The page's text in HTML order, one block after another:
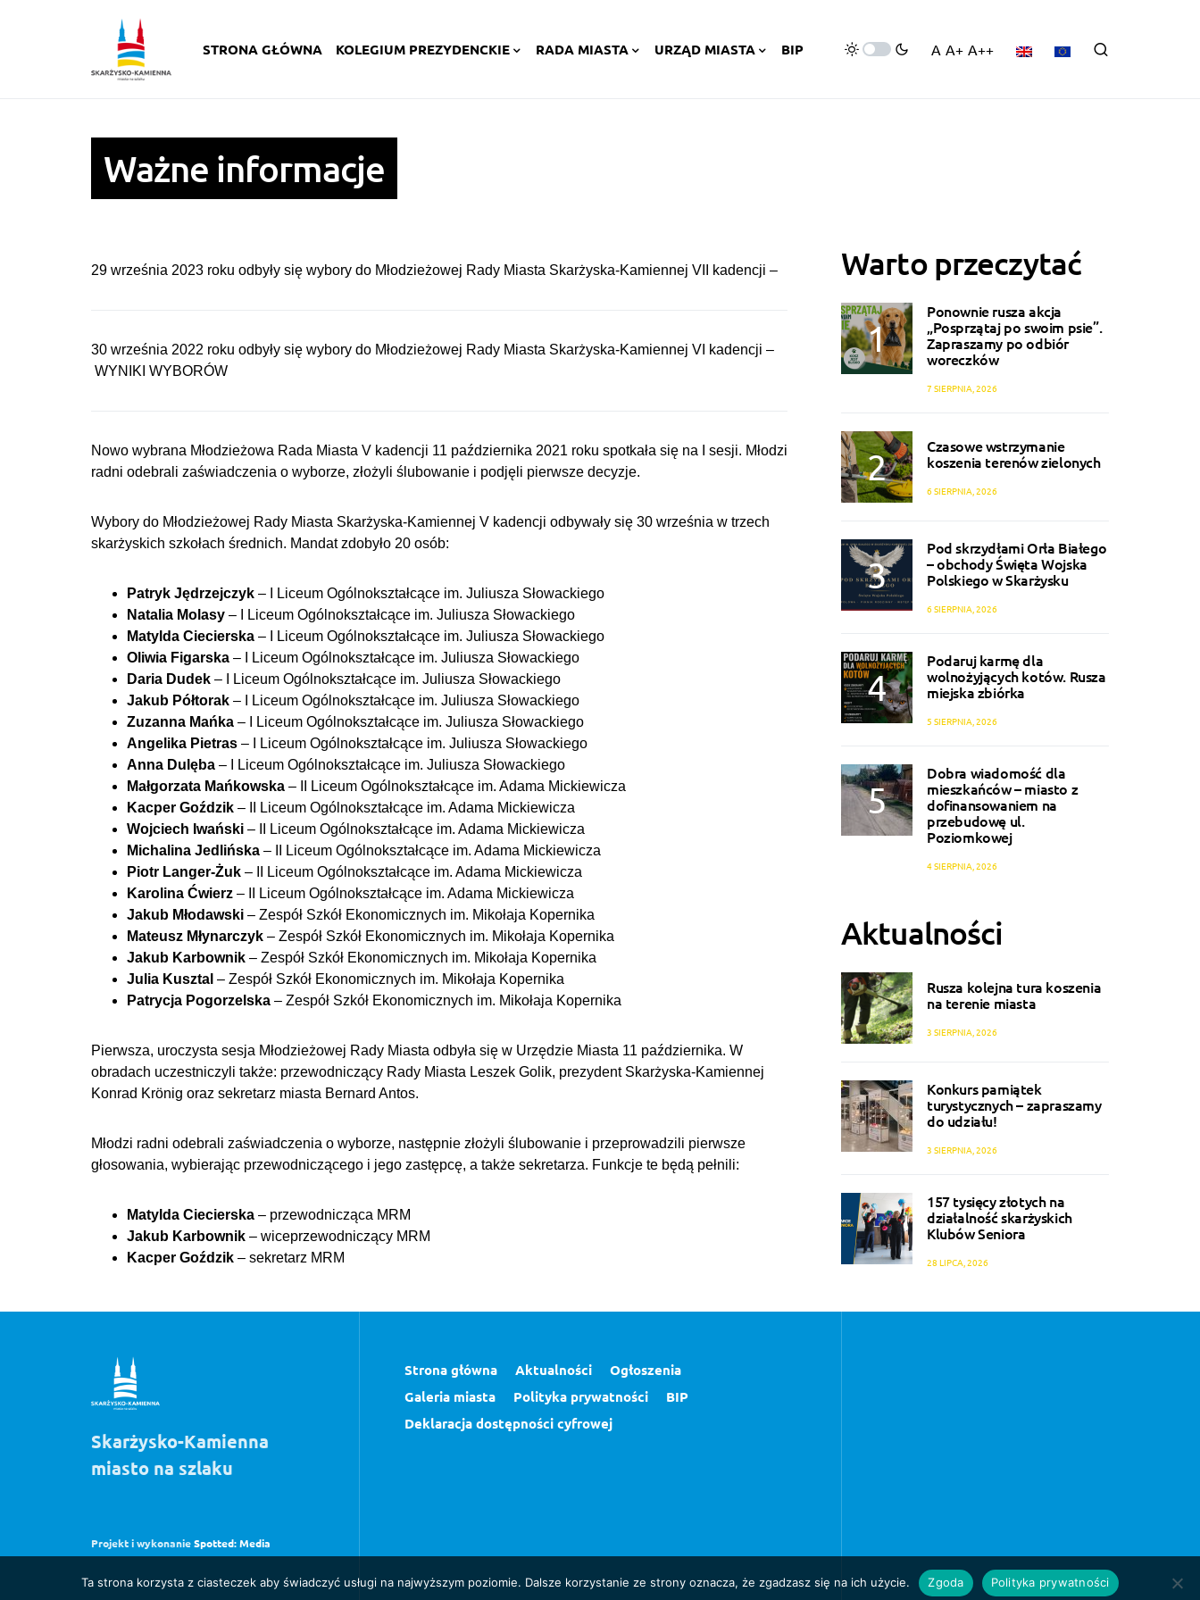
STRONA GŁÓWNA KOLEGIUM PREZYDENCKIE RADA MIASTA URZĄD MIASTA BIP A A+ A++
Ważne informacje
29 września 2023 roku odbyły się wybory do Młodzieżowej Rady Miasta Skarżyska-Kamiennej VII kadencji –
30 września 2022 roku odbyły się wybory do Młodzieżowej Rady Miasta Skarżyska-Kamiennej VI kadencji –
WYNIKI WYBORÓW
Nowo wybrana Młodzieżowa Rada Miasta V kadencji 11 października 2021 roku spotkała się na I sesji. Młodzi
radni odebrali zaświadczenia o wyborze, złożyli ślubowanie i podjęli pierwsze decyzje.
Wybory do Młodzieżowej Rady Miasta Skarżyska-Kamiennej V kadencji odbywały się 30 września w trzech
skarżyskich szkołach średnich. Mandat zdobyło 20 osób:
Patryk Jędrzejczyk – I Liceum Ogólnokształcące im. Juliusza Słowackiego
Natalia Molasy – I Liceum Ogólnokształcące im. Juliusza Słowackiego
Matylda Ciecierska – I Liceum Ogólnokształcące im. Juliusza Słowackiego
Oliwia Figarska – I Liceum Ogólnokształcące im. Juliusza Słowackiego
Daria Dudek – I Liceum Ogólnokształcące im. Juliusza Słowackiego
Jakub Półtorak – I Liceum Ogólnokształcące im. Juliusza Słowackiego
Zuzanna Mańka – I Liceum Ogólnokształcące im. Juliusza Słowackiego
Angelika Pietras – I Liceum Ogólnokształcące im. Juliusza Słowackiego
Anna Dulęba – I Liceum Ogólnokształcące im. Juliusza Słowackiego
Małgorzata Mańkowska – II Liceum Ogólnokształcące im. Adama Mickiewicza
Kacper Goździk – II Liceum Ogólnokształcące im. Adama Mickiewicza
Wojciech Iwański – II Liceum Ogólnokształcące im. Adama Mickiewicza
Michalina Jedlińska – II Liceum Ogólnokształcące im. Adama Mickiewicza
Piotr Langer-Żuk – II Liceum Ogólnokształcące im. Adama Mickiewicza
Karolina Ćwierz – II Liceum Ogólnokształcące im. Adama Mickiewicza
Jakub Młodawski – Zespół Szkół Ekonomicznych im. Mikołaja Kopernika
Mateusz Młynarczyk – Zespół Szkół Ekonomicznych im. Mikołaja Kopernika
Jakub Karbownik – Zespół Szkół Ekonomicznych im. Mikołaja Kopernika
Julia Kusztal – Zespół Szkół Ekonomicznych im. Mikołaja Kopernika
Patrycja Pogorzelska – Zespół Szkół Ekonomicznych im. Mikołaja Kopernika
Pierwsza, uroczysta sesja Młodzieżowej Rady Miasta odbyła się w Urzędzie Miasta 11 października. W
obradach uczestniczyli także: przewodniczący Rady Miasta Leszek Golik, prezydent Skarżyska-Kamiennej
Konrad Krönig oraz sekretarz miasta Bernard Antos.
Młodzi radni odebrali zaświadczenia o wyborze, następnie złożyli ślubowanie i przeprowadzili pierwsze
głosowania, wybierając przewodniczącego i jego zastępcę, a także sekretarza. Funkcje te będą pełnili:
Matylda Ciecierska – przewodnicząca MRM
Jakub Karbownik – wiceprzewodniczący MRM
Kacper Goździk – sekretarz MRM
Warto przeczytać
Ponownie rusza akcja
„Posprzątaj po swoim psie”.
Zapraszamy po odbiór
woreczków
7 SIERPNIA, 2026
Czasowe wstrzymanie
koszenia terenów zielonych
6 SIERPNIA, 2026
Pod skrzydłami Orła Białego
– obchody Święta Wojska
Polskiego w Skarżysku
6 SIERPNIA, 2026
Podaruj karmę dla
wolnożyjących kotów. Rusza
miejska zbiórka
5 SIERPNIA, 2026
Dobra wiadomość dla
mieszkańców – miasto z
dofinansowaniem na
przebudowę ul.
Poziomkowej
4 SIERPNIA, 2026
Aktualności
Rusza kolejna tura koszenia
na terenie miasta
3 SIERPNIA, 2026
Konkurs pamiątek
turystycznych – zapraszamy
do udziału!
3 SIERPNIA, 2026
157 tysięcy złotych na
działalność skarżyskich
Klubów Seniora
28 LIPCA, 2026
Skarżysko-Kamienna
miasto na szlaku
Projekt i wykonanieSpotted: Media
Strona główna Aktualności
Ogłoszenia
Galeria miasta
Polityka prywatności
BIP
Deklaracja dostępności cyfrowej
Ta strona korzysta z ciasteczek aby świadczyć usługi na najwyższym poziomie. Dalsze korzystanie ze strony oznacza, że zgadzasz się na ich użycie. Zgoda Polityka prywatności